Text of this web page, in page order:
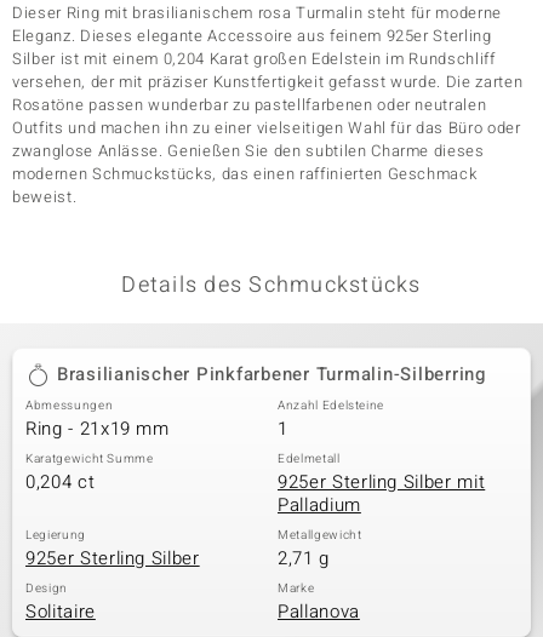
Dieser Ring mit brasilianischem rosa Turmalin steht für moderne
Eleganz. Dieses elegante Accessoire aus feinem 925er Sterling
Silber ist mit einem 0,204 Karat großen Edelstein im Rundschliff
versehen, der mit präziser Kunstfertigkeit gefasst wurde. Die zarten
Rosatöne passen wunderbar zu pastellfarbenen oder neutralen
Outfits und machen ihn zu einer vielseitigen Wahl für das Büro oder
zwanglose Anlässe. Genießen Sie den subtilen Charme dieses
modernen Schmuckstücks, das einen raffinierten Geschmack
beweist.
Details des Schmuckstücks
Brasilianischer Pinkfarbener Turmalin-Silberring
Abmessungen
Ring - 21x19 mm
Anzahl Edelsteine
1
Karatgewicht Summe
0,204 ct
Edelmetall
925er Sterling Silber mit
Palladium
Legierung
925er Sterling Silber
Metallgewicht
2,71 g
Design
Solitaire
Marke
Pallanova